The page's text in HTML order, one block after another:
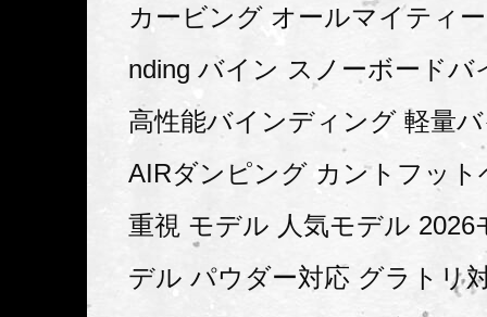
カービング オールマイティ
nding バイン スノーボードバ
高性能バインディング 軽量
AIRダンピング カントフット
重視 モデル 人気モデル 2026
デル パウダー対応 グラトリ